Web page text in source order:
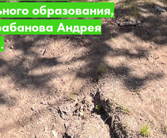
образования,
Андрея